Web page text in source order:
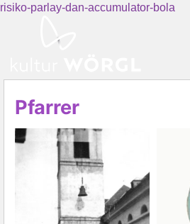
risiko-parlay-dan-accumulator-bola
Pfarrer